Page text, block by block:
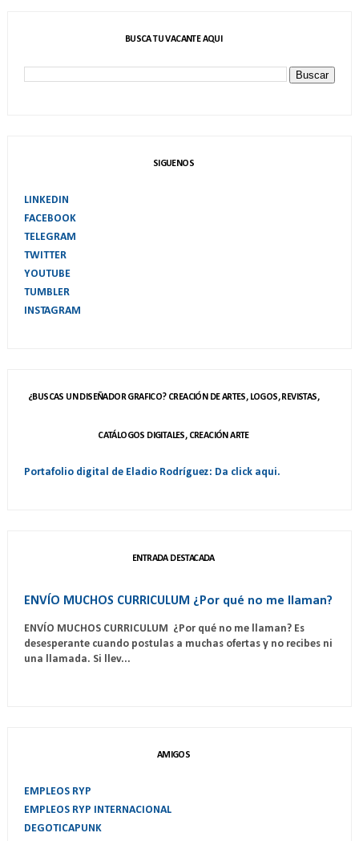
BUSCA TU VACANTE AQUI
SIGUENOS
LINKEDIN
FACEBOOK
TELEGRAM
TWITTER
YOUTUBE
TUMBLER
INSTAGRAM
¿BUSCAS UN DISEÑADOR GRAFICO? CREACIÓN DE ARTES, LOGOS, REVISTAS,
CATÁLOGOS DIGITALES, CREACIÓN ARTE
Portafolio digital de Eladio Rodríguez: Da click aqui.
ENTRADA DESTACADA
ENVÍO MUCHOS CURRICULUM ¿Por qué no me llaman?
ENVÍO MUCHOS CURRICULUM ¿Por qué no me llaman? Es
desesperante cuando postulas a muchas ofertas y no recibes ni
una llamada. Si llev...
AMIGOS
EMPLEOS RYP
EMPLEOS RYP INTERNACIONAL
DEGOTICAPUNK